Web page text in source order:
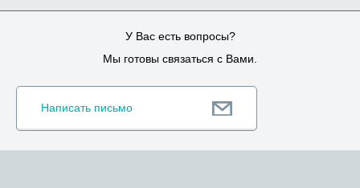
У Вас есть вопросы?
Мы готовы связаться с Вами.
Написать письмо